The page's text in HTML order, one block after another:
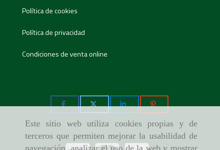
Este sitio web utiliza cookies propias y de
terceros que permiten mejorar la usabilidad de
Política de cookies
Política de privacidad
Condiciones de venta online